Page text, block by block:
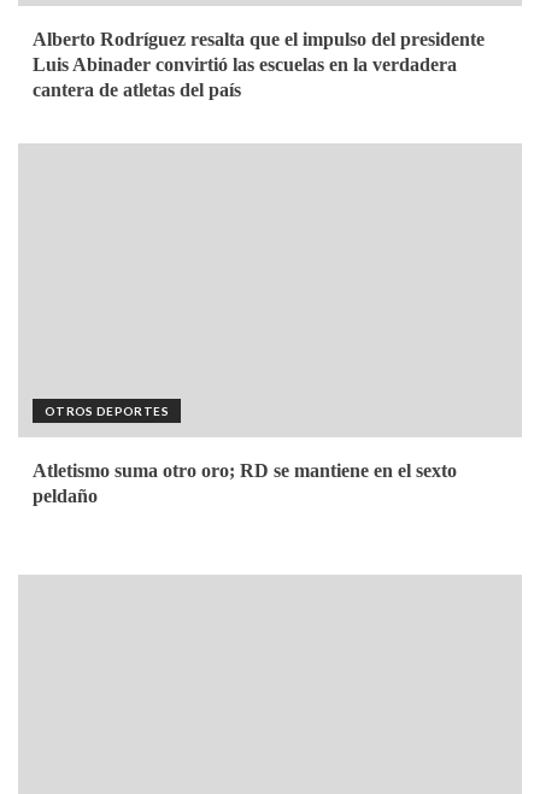
Alberto Rodríguez resalta que el impulso del presidente
Luis Abinader convirtió las escuelas en la verdadera
cantera de atletas del país
OTROS DEPORTES
Atletismo suma otro oro; RD se mantiene en el sexto
peldaño